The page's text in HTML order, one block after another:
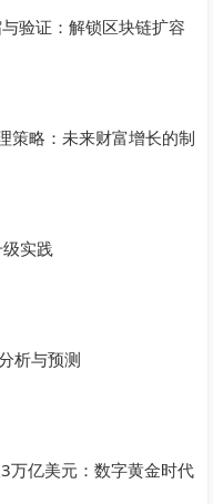
验证：解锁区块链扩容
策略：未来财富增长的制
实践
析与预测
万亿美元：数字黄金时代